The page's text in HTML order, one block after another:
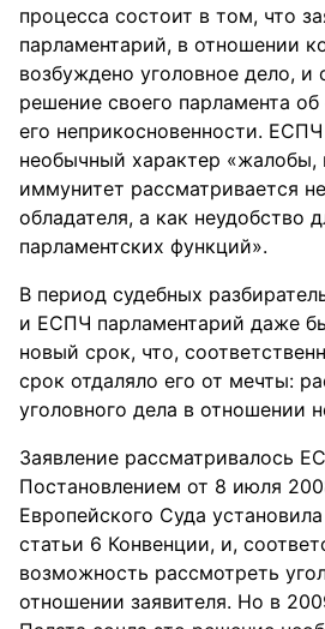
процесса состоит в том, что
парламентарий, в отношении
возбуждено уголовное дело, и
решение своего парламента
его неприкосновенности. ЕСПЧ
необычный характер «жалобы,
иммунитет рассматривается
обладателя, а как неудобство
парламентских функций».
В период судебных
и ЕСПЧ парламентарий даже
новый срок, что,
срок отдаляло его от мечты:
уголовного дела в отношении
Заявление рассматривалось
Постановлением от 8 июля
Европейского Суда
статьи 6 Конвенции, и,
возможность рассмотреть
отношении заявителя. Но в